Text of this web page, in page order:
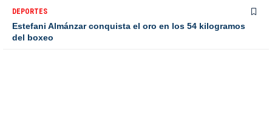
DEPORTES
Estefani Almánzar conquista el oro en los 54 kilogramos
del boxeo